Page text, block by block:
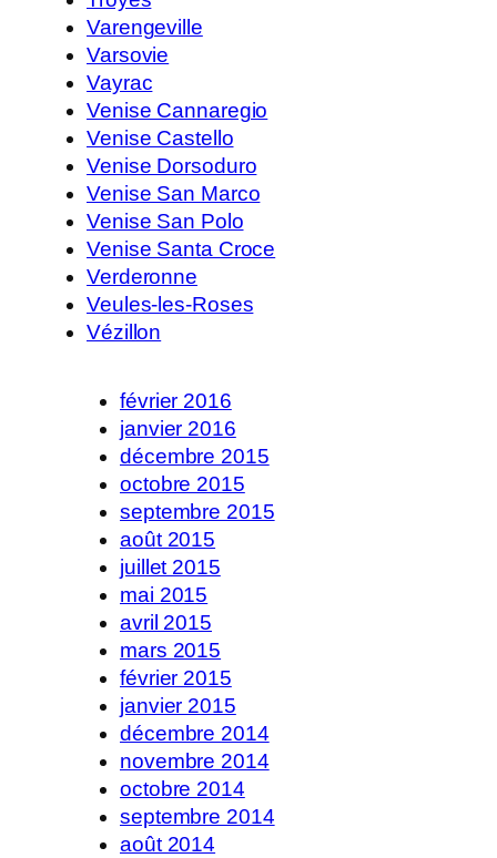
Varengeville
Varsovie
Vayrac
Venise Cannaregio
Venise Castello
Venise Dorsoduro
Venise San Marco
Venise San Polo
Venise Santa Croce
Verderonne
Veules-les-Roses
Vézillon
février 2016
janvier 2016
décembre 2015
octobre 2015
septembre 2015
août 2015
juillet 2015
mai 2015
avril 2015
mars 2015
février 2015
janvier 2015
décembre 2014
novembre 2014
octobre 2014
septembre 2014
août 2014